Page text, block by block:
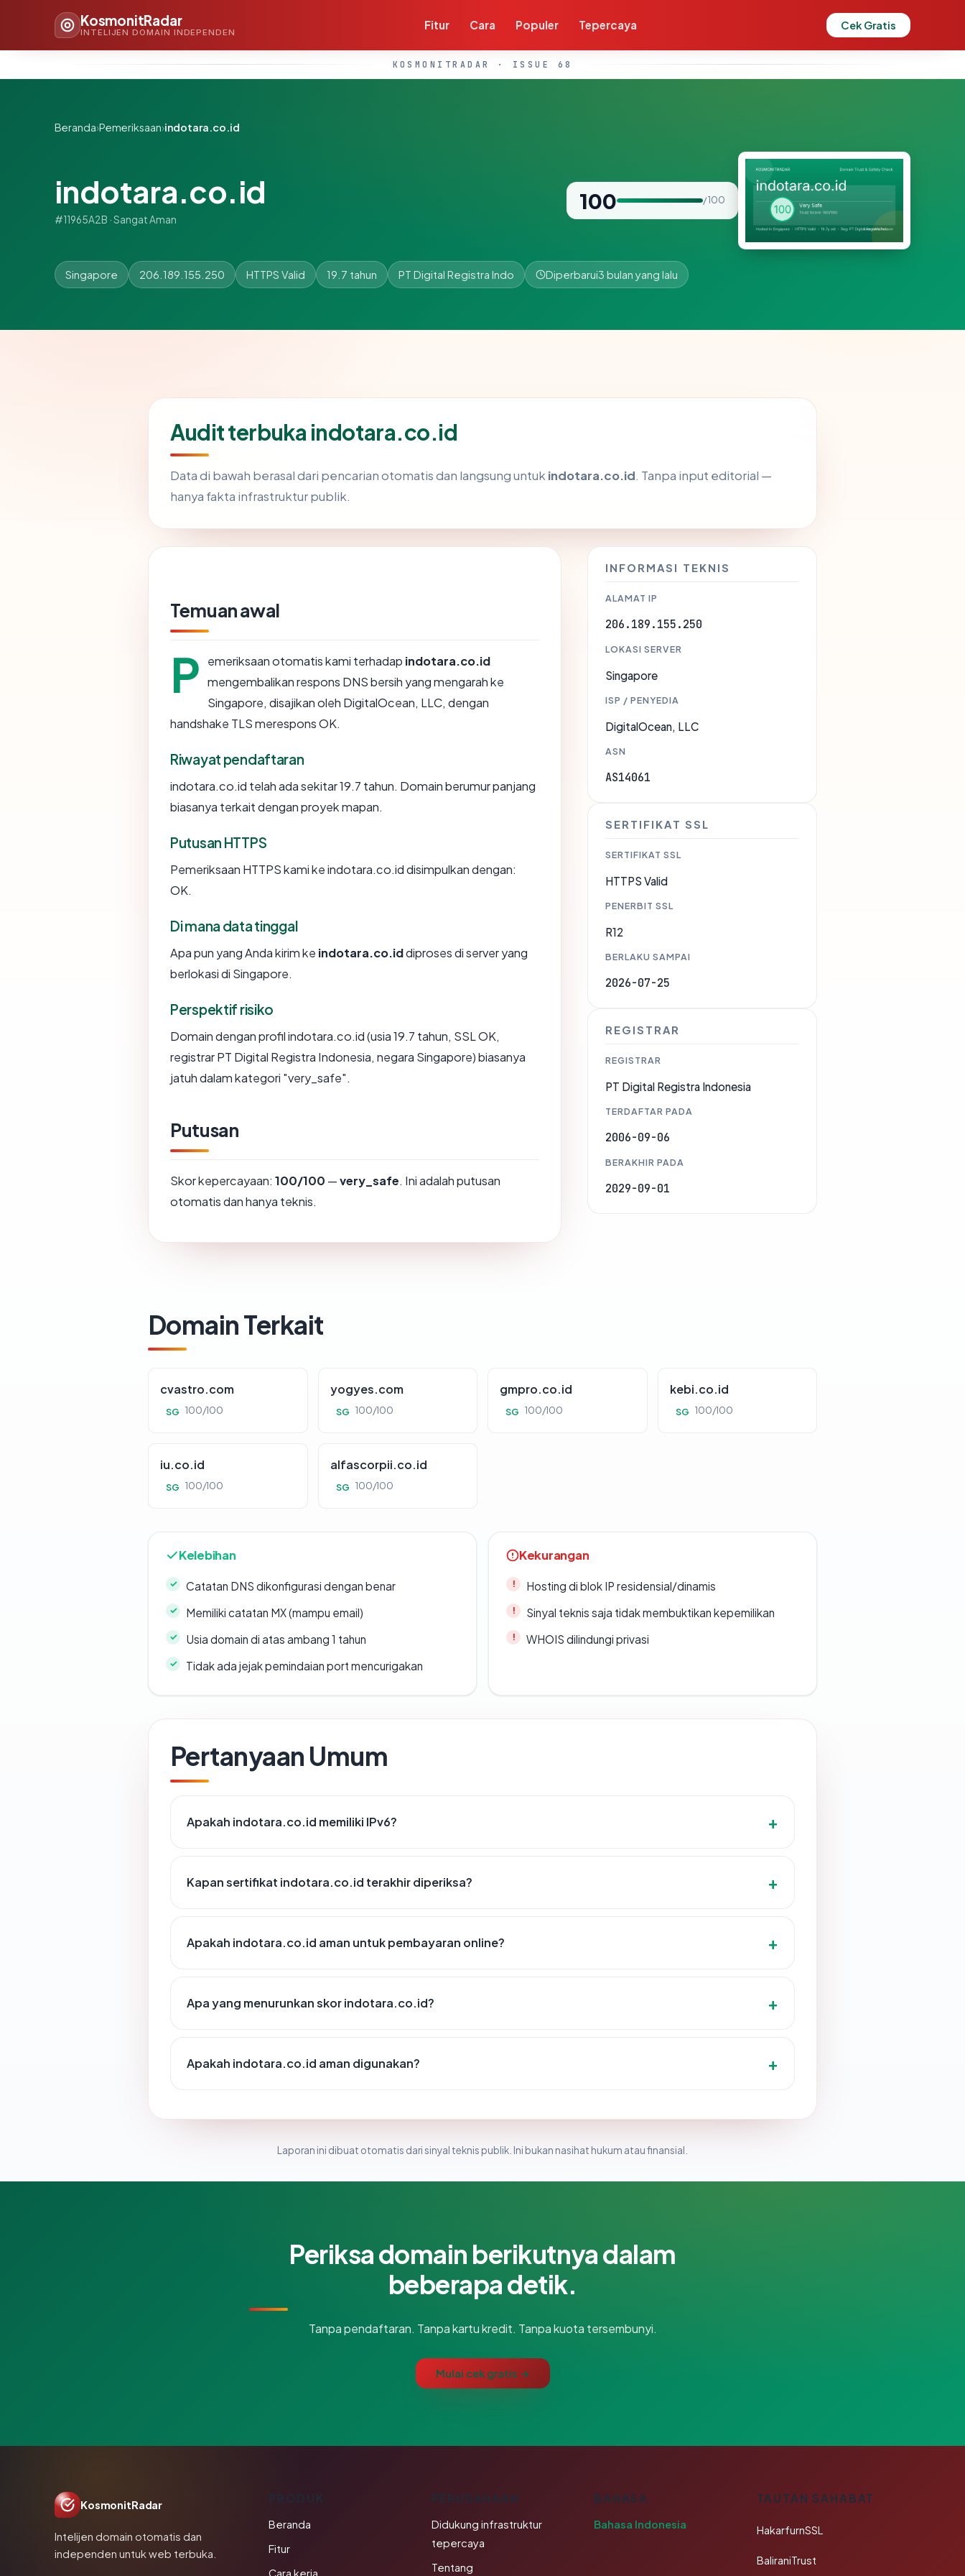
KosmonitRadar
INTELIJEN DOMAIN INDEPENDEN
Fitur Cara Populer Tepercaya Cek Gratis
KOSMONITRADAR · ISSUE 68
Beranda›Pemeriksaan›indotara.co.id
indotara.co.id
#11965A2B · Sangat Aman
100 / 100
Singapore 206.189.155.250 HTTPS Valid 19.7 tahun PT Digital Registra Indo Diperbarui3 bulan yang lalu
Audit terbuka indotara.co.id
Data di bawah berasal dari pencarian otomatis dan langsung untuk indotara.co.id. Tanpa input editorial —
hanya fakta infrastruktur publik.
Temuan awal
P emeriksaan otomatis kami terhadap indotara.co.id
mengembalikan respons DNS bersih yang mengarah ke
Singapore, disajikan oleh DigitalOcean, LLC, dengan
handshake TLS merespons OK.
Riwayat pendaftaran
indotara.co.id telah ada sekitar 19.7 tahun. Domain berumur panjang
biasanya terkait dengan proyek mapan.
Putusan HTTPS
Pemeriksaan HTTPS kami ke indotara.co.id disimpulkan dengan:
OK.
Di mana data tinggal
Apa pun yang Anda kirim ke indotara.co.iddiproses di server yang
berlokasi di Singapore.
Perspektif risiko
Domain dengan profil indotara.co.id (usia 19.7 tahun, SSL OK,
registrar PT Digital Registra Indonesia, negara Singapore) biasanya
jatuh dalam kategori "very_safe".
Putusan
Skor kepercayaan: 100/100 —very_safe. Ini adalah putusan
otomatis dan hanya teknis.
INFORMASI TEKNIS
ALAMAT IP
206.189.155.250
LOKASI SERVER
Singapore
ISP / PENYEDIA
DigitalOcean, LLC
ASN
AS14061
SERTIFIKAT SSL
SERTIFIKAT SSL
HTTPS Valid
PENERBIT SSL
R12
BERLAKU SAMPAI
2026-07-25
REGISTRAR
REGISTRAR
PT Digital Registra Indonesia
TERDAFTAR PADA
2006-09-06
BERAKHIR PADA
2029-09-01
Domain Terkait
cvastro.com
SG 100/100
yogyes.com
SG 100/100
gmpro.co.id
SG 100/100
kebi.co.id
SG 100/100
iu.co.id
SG 100/100
alfascorpii.co.id
SG 100/100
Kelebihan
Catatan DNS dikonfigurasi dengan benar
Memiliki catatan MX (mampu email)
Usia domain di atas ambang 1 tahun
Tidak ada jejak pemindaian port mencurigakan
Kekurangan
Hosting di blok IP residensial/dinamis
Sinyal teknis saja tidak membuktikan kepemilikan
WHOIS dilindungi privasi
Pertanyaan Umum
Apakah indotara.co.id memiliki IPv6?
Kapan sertifikat indotara.co.id terakhir diperiksa?
Apakah indotara.co.id aman untuk pembayaran online?
Apa yang menurunkan skor indotara.co.id?
Apakah indotara.co.id aman digunakan?
Laporan ini dibuat otomatis dari sinyal teknis publik. Ini bukan nasihat hukum atau finansial.
Periksa domain berikutnya dalam
beberapa detik.
Tanpa pendaftaran. Tanpa kartu kredit. Tanpa kuota tersembunyi.
Mulai cek gratis →
KosmonitRadar
Intelijen domain otomatis dan
independen untuk web terbuka.
Beranda
Fitur
Cara kerja
PERUSAHAAN
Didukung infrastruktur
tepercaya
Tentang
BAHASA
Bahasa Indonesia
TAUTAN SAHABAT
HakarfurnSSL
BaliraniTrust